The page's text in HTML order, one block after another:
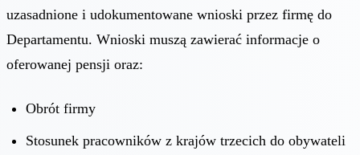
uzasadnione i udokumentowane wnioski przez firmę do
Departamentu. Wnioski muszą zawierać informacje o
oferowanej pensji oraz:
Obrót firmy
Stosunek pracowników z krajów trzecich do obywateli